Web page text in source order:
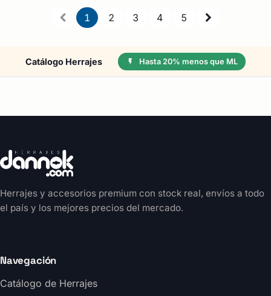
1 2 3 4 5
Catálogo Herrajes Hasta 20% menos que ML
Herrajes y accesorios premium con stock real, envíos a todo
el país y los mejores precios del mercado.
Navegación
Catálogo de Herrajes